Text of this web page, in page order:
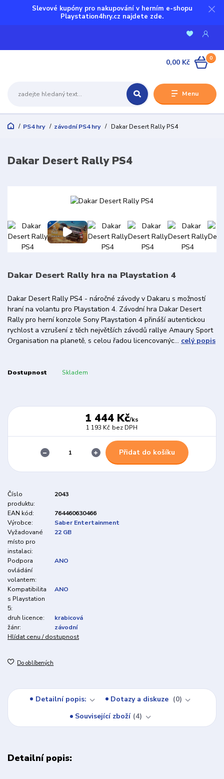
Slevové kupóny pro nakupování v herním e-shopu
Playstation4hry.cz najdete zde.
Menu
0
0,00 Kč
PS4 hry závodní PS4 hry Dakar Desert Rally PS4
Dakar Desert Rally PS4
Dakar Desert Rally hra na Playstation 4
Dakar Desert Rally PS4 - náročné závody v Dakaru s možností
hraní na volantu pro Playstation 4. Závodní hra Dakar Desert
Rally pro herní konzole Sony Playstation 4 přináší autentickou
rychlost a vzrušení z těch největších závodů rallye Amaury Sport
Organisation na planetě, s celou řadou licencovanýc... celý popis
Dostupnost Skladem
1 444 Kč/ks
1 193 Kč bez DPH
Přidat do košíku
Číslo
produktu:
2043
EAN kód:
764460630466
Výrobce:
Saber Entertainment
Vyžadované
místo pro
instalaci:
22 GB
Podpora
ovládání
volantem:
ANO
Kompatibilita
s Playstation
5:
ANO
druh licence:
krabicová
žánr:
závodní
Hlídat cenu / dostupnost
Do oblíbených
Detailní popis: Dotazy a diskuze
0
Související zboží 4
Detailní popis: